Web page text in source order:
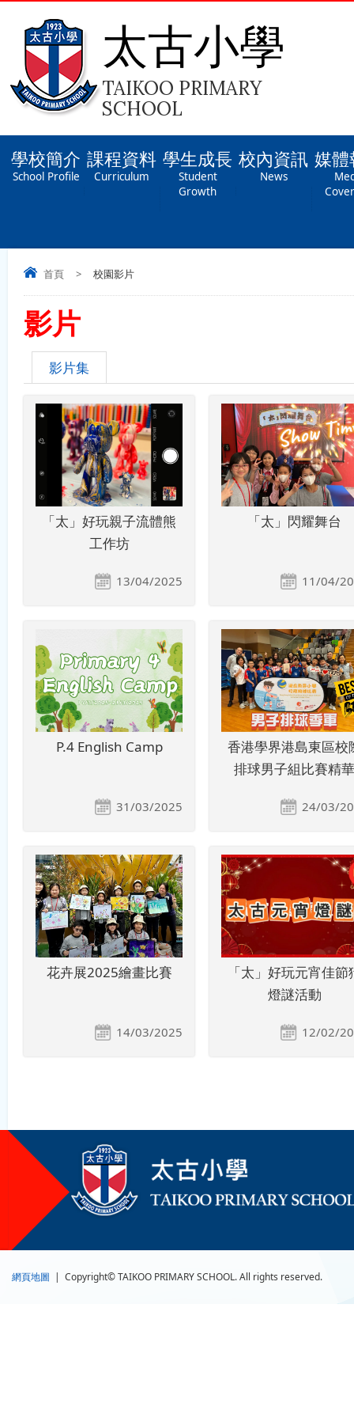
太古小學
TAIKOO PRIMARY
SCHOOL
學校簡介
School Profile
課程資料
Curriculum
學生成長
Student
Growth
校內資訊
News
媒
首頁 > 校園影片
影片
影片集
「太」好玩親子流體熊
工作坊
13/04/2025
「太」閃耀舞台
11/04/
P.4 English Camp
31/03/2025
香港學界港島東區校
排球男子組比賽精
24/03/
花卉展2025繪畫比賽
14/03/2025
「太」好玩元宵佳節
燈謎活動
12/02/
網頁地圖 | Copyright© TAIKOO PRIMARY SCHOOL. All rights reserved.